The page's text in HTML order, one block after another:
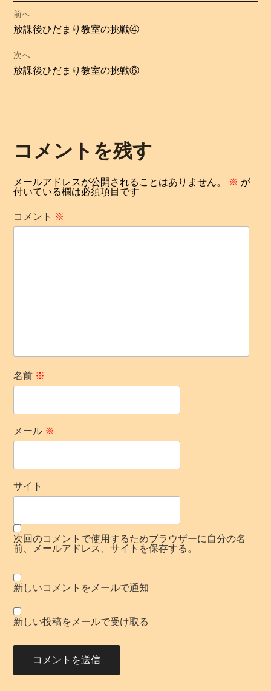
投
稿
ナ
ー
シ
ョ
ン
前へ
過
の
投
放課後ひだまり教室の挑戦④
次へ
次
放課後ひだまり教室の挑戦⑥
コメントを残す
メールアドレスが公開されることはありません。 ※ が
付いている欄は必須項目です
コメント ※
名前 ※
メール ※
サイト
次回のコメントで使用するためブラウザーに自分の名
前、メールアドレス、サイトを保存する。
新しいコメントをメールで通知
新しい投稿をメールで受け取る